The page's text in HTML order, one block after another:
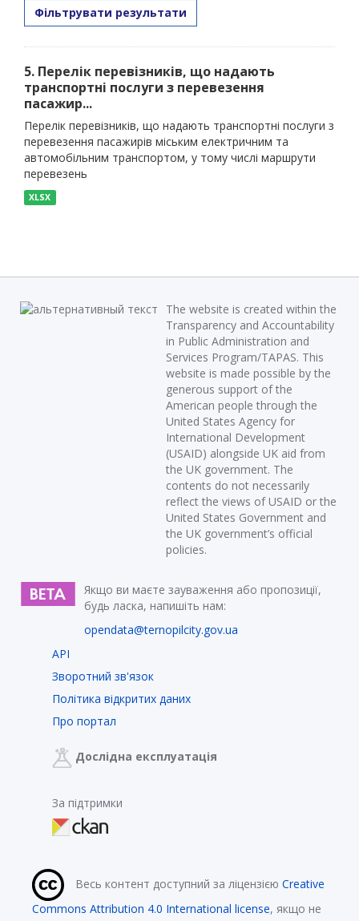
Фільтрувати результати
5. Перелік перевізників, що надають
транспортні послуги з перевезення
пасажир...
Перелік перевізників, що надають транспортні послуги з
перевезення пасажирів міським електричним та
автомобільним транспортом, у тому числі маршрути
перевезень
XLSX
The website is created within the
Transparency and Accountability
in Public Administration and
Services Program/TAPAS. This
website is made possible by the
generous support of the
American people through the
United States Agency for
International Development
(USAID) alongside UK aid from
the UK government. The
contents do not necessarily
reflect the views of USAID or the
United States Government and
the UK government’s official
policies.
Якщо ви маєте зауваження або пропозиції,
будь ласка, напишіть нам:
opendata@ternopilcity.gov.ua
API
Зворотний зв'язок
Політика відкритих даних
Про портал
Дослідна експлуатація
За підтримки
Весь контент доступний за ліцензією Creative
Commons Attribution 4.0 International license, якщо не